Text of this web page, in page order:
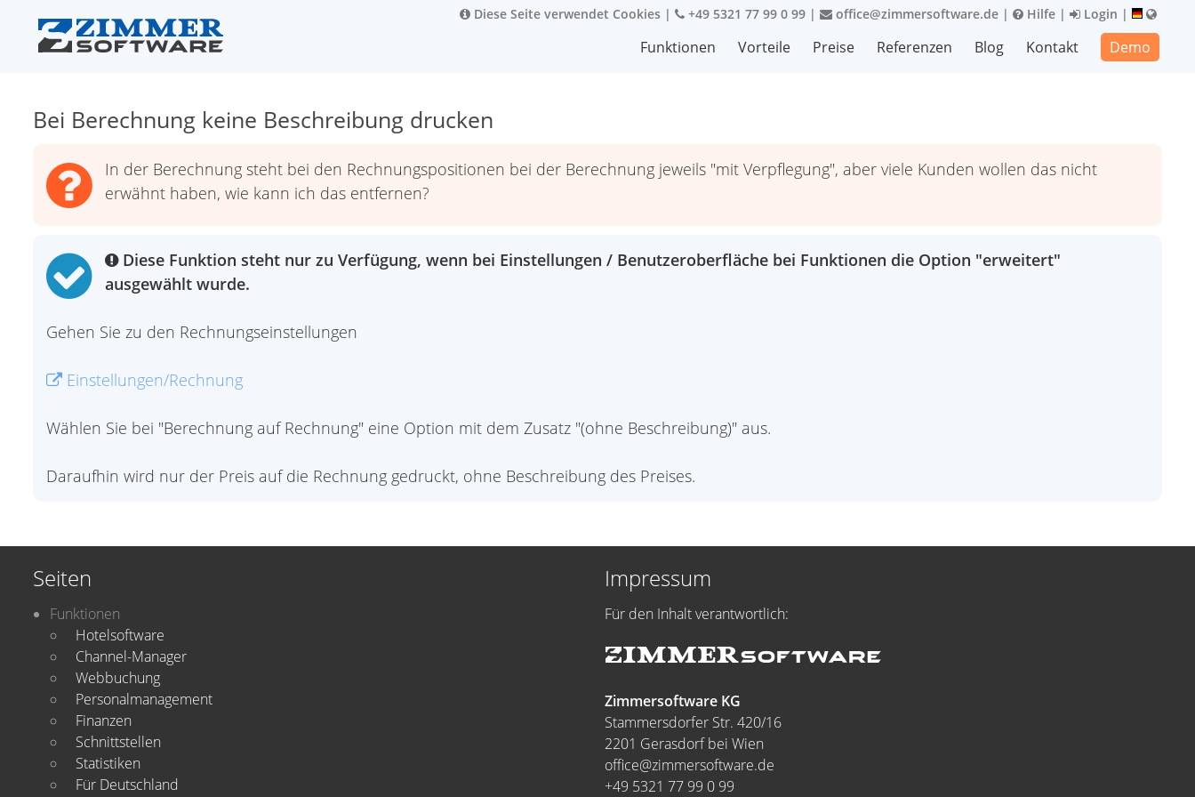
Diese Seite verwendet Cookies | +49 5321 77 99 0 99 | office@zimmersoftware.de | Hilfe | Login |
Funktionen Vorteile Preise Referenzen Blog Kontakt Demo
Bei Berechnung keine Beschreibung drucken
In der Berechnung steht bei den Rechnungspositionen bei der Berechnung jeweils "mit Verpflegung", aber viele Kunden wollen das nicht
erwähnt haben, wie kann ich das entfernen?
Diese Funktion steht nur zu Verfügung, wenn bei Einstellungen / Benutzeroberfläche bei Funktionen die Option "erweitert"
ausgewählt wurde.
Gehen Sie zu den Rechnungseinstellungen
Einstellungen/Rechnung
Wählen Sie bei "Berechnung auf Rechnung" eine Option mit dem Zusatz "(ohne Beschreibung)" aus.
Daraufhin wird nur der Preis auf die Rechnung gedruckt, ohne Beschreibung des Preises.
Seiten
Funktionen
Hotelsoftware
Channel-Manager
Webbuchung
Personalmanagement
Finanzen
Schnittstellen
Statistiken
Für Deutschland
Impressum
Für den Inhalt verantwortlich:
Zimmersoftware KG
Stammersdorfer Str. 420/16
2201 Gerasdorf bei Wien
office@zimmersoftware.de
+49 5321 77 99 0 99